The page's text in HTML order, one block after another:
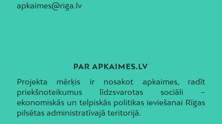
apkaimes@riga.lv
PAR APKAIMES.LV
Projekta mērķis ir nosakot apkaimes, radīt
priekšnoteikumus līdzsvarotas sociāli –
ekonomiskās un telpiskās politikas ieviešanai Rīgas
pilsētas administratīvajā teritorijā.